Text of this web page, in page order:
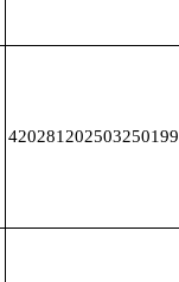
420281202503250199